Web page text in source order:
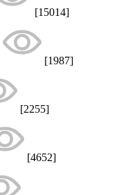
[15014]
[1987]
[2255]
[4652]